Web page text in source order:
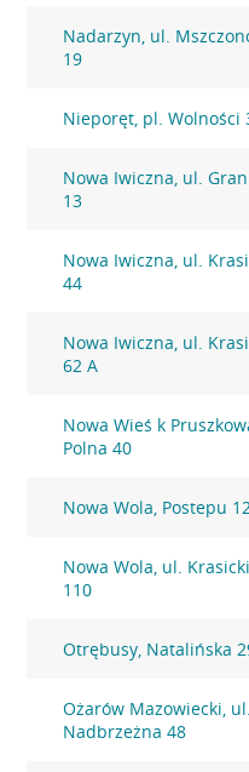
Nadarzyn, ul.
19
Nieporęt, pl. Wolności
Nowa Iwiczna, ul.
13
Nowa Iwiczna, ul.
44
Nowa Iwiczna, ul.
62 A
Nowa Wieś k
Polna 40
Nowa Wola, Postepu
Nowa Wola, ul.
110
Otrębusy, Natalińska
Ożarów Mazowiecki, ul.
Nadbrzeżna 48